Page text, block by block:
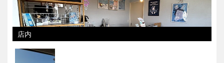
店内